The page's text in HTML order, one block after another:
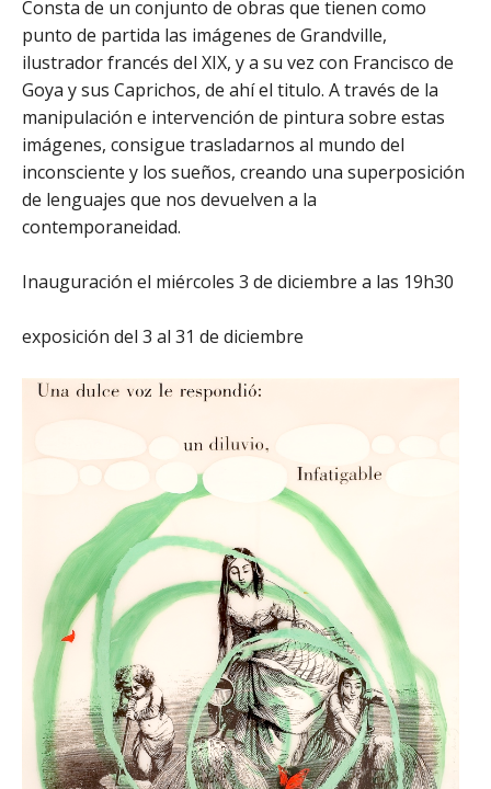
Consta de un conjunto de obras que tienen como
punto de partida las imágenes de Grandville,
ilustrador francés del XIX, y a su vez con Francisco de
Goya y sus Caprichos, de ahí el titulo. A través de la
manipulación e intervención de pintura sobre estas
imágenes, consigue trasladarnos al mundo del
inconsciente y los sueños, creando una superposición
de lenguajes que nos devuelven a la
contemporaneidad.
Inauguración el miércoles 3 de diciembre a las 19h30
exposición del 3 al 31 de diciembre